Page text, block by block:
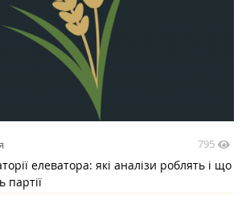
795
елеватора: які аналізи роблять і що
партії